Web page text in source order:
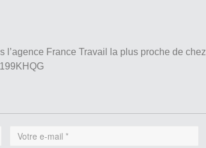
l’agence France Travail la plus proche de chez